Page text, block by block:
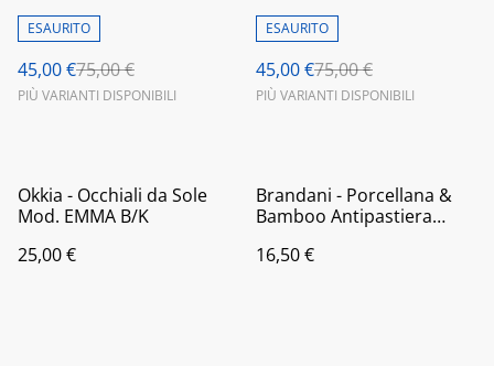
ESAURITO
45,00 €75,00 €
PIÙ VARIANTI DISPONIBILI
ESAURITO
45,00 €75,00 €
PIÙ VARIANTI DISPONIBILI
Okkia - Occhiali da Sole
Mod. EMMA B/K
25,00 €
Brandani - Porcellana &
Bamboo Antipastiera
16,50 €